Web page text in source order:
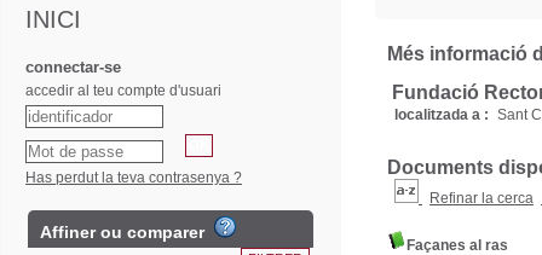
Més informació
Fundació
localitzada a : Sant
Documents
Refinar la cerca
Façanes al ras
INICI
connectar-se
accedir al teu compte d'usuari
Has perdut la teva contrasenya ?
Affiner ou comparer